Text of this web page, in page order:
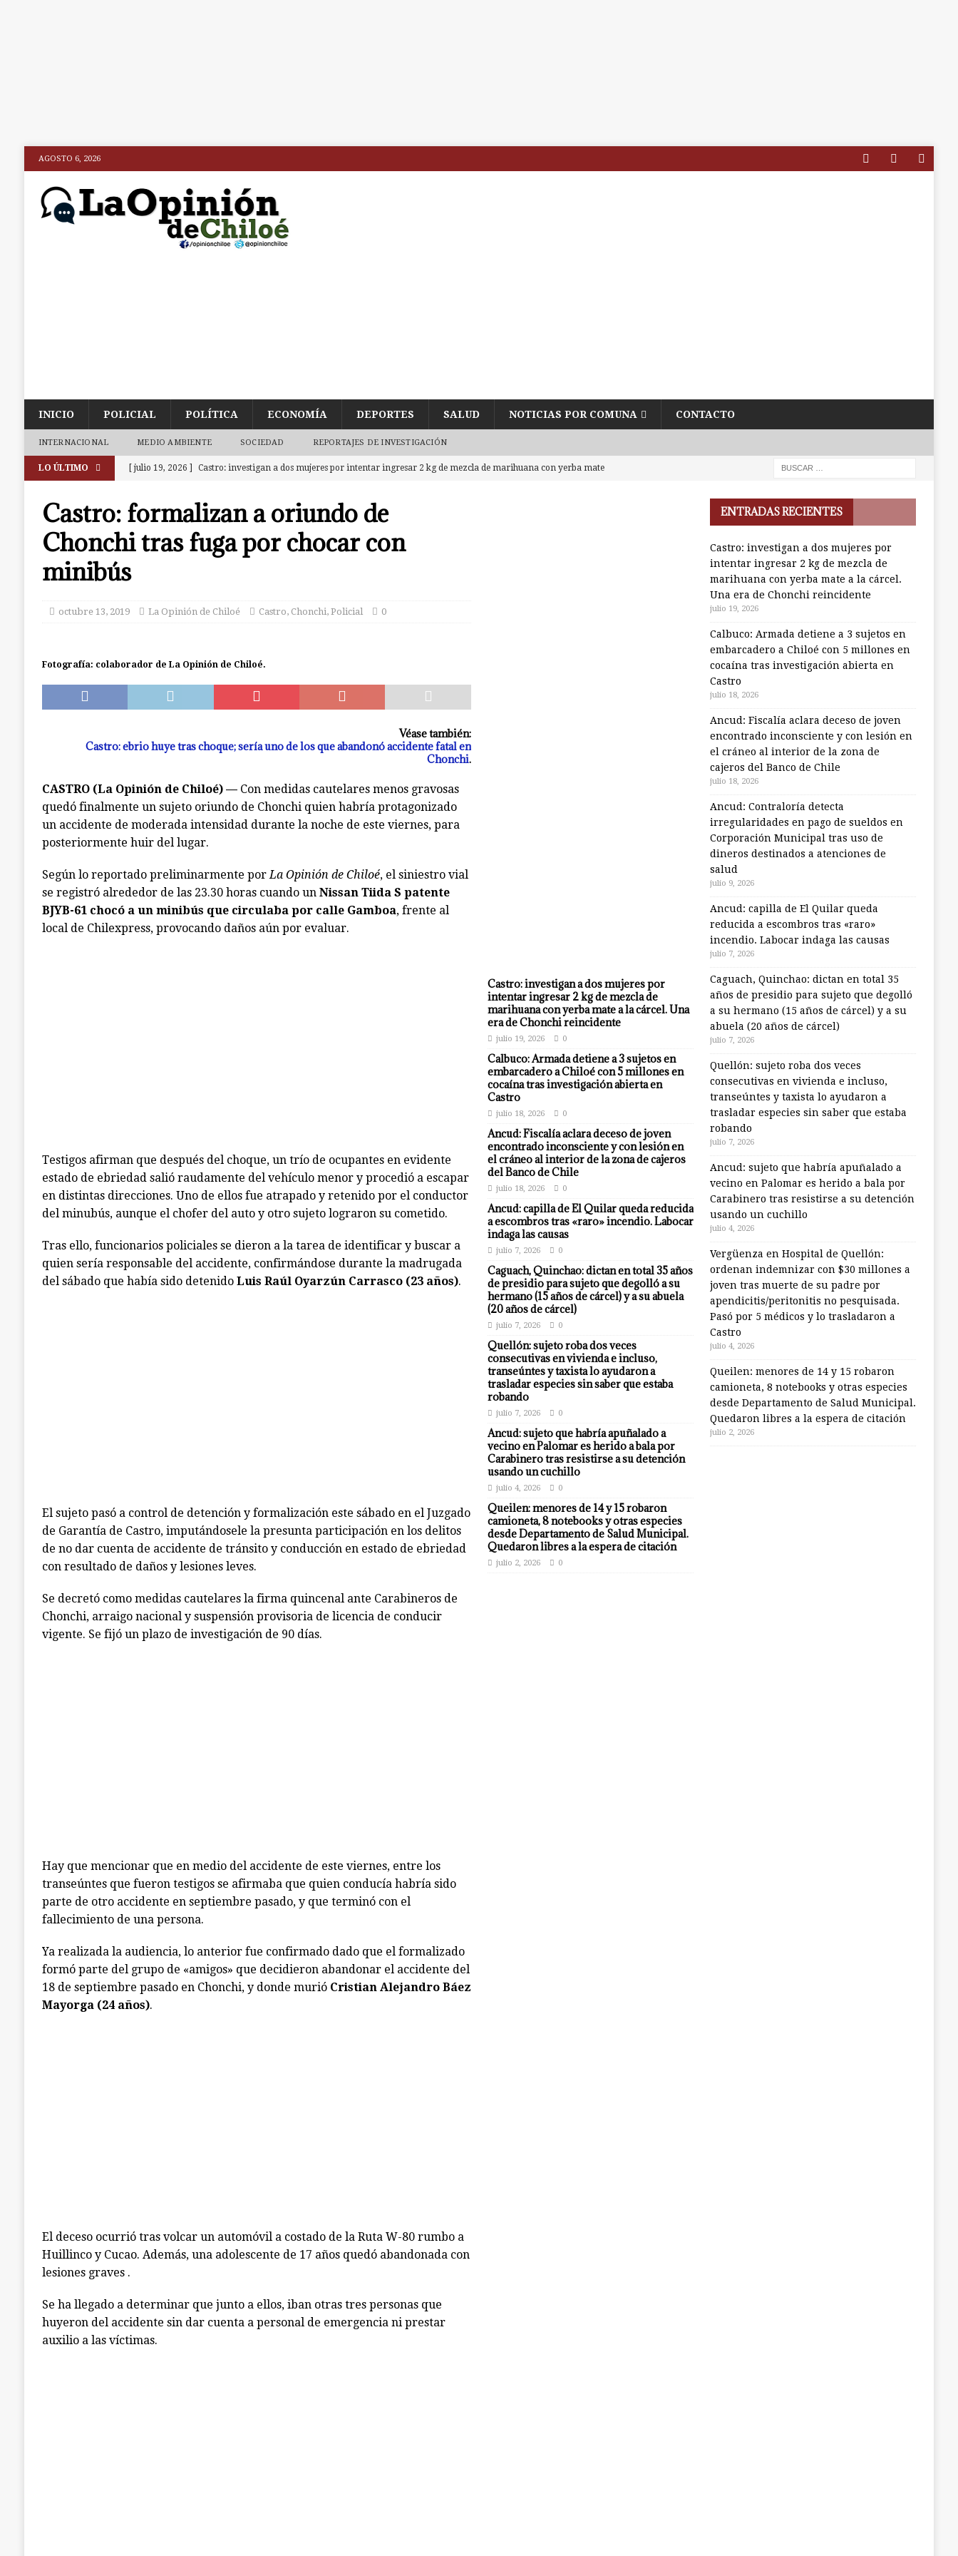
AGOSTO 6, 2026
INICIO POLICIAL POLÍTICA ECONOMÍA DEPORTES SALUD NOTICIAS POR COMUNA CONTACTO
INTERNACIONAL MEDIO AMBIENTE SOCIEDAD REPORTAJES DE INVESTIGACIÓN
LO ÚLTIMO [ julio 19, 2026 ] Castro: investigan a dos mujeres por intentar ingresar 2 kg de mezcla de marihuana con yerba mate
[ julio 18, 2026 ] Calbuco: Armada detiene a 3 sujetos en embarcadero a Chiloé con 5 millones en cocaína tras
investigación abierta en Castro CALBUCO
[ julio 18, 2026 ]
[ julio 9, 2026 ] Ancud: Contraloría detecta irregularidades en pago de sueldos en Corporación Municipal tras uso de
[ julio 7, 2026 ] Ancud: capilla de El Quilar queda reducida a escombros tras «raro» incendio. Labocar indaga las
causas ANCUD
Castro: formalizan a oriundo de
Chonchi tras fuga por chocar con
minibús
octubre 13, 2019 La Opinión de Chiloé Castro, Chonchi, Policial 0
Fotografía: colaborador de La Opinión de Chiloé.
Véase también:
Castro: ebrio huye tras choque; sería uno de los que abandonó accidente fatal en
Chonchi.
CASTRO (La Opinión de Chiloé) —Con medidas cautelares menos gravosas
quedó finalmente un sujeto oriundo de Chonchi quien habría protagonizado
un accidente de moderada intensidad durante la noche de este viernes, para
posteriormente huir del lugar.
Según lo reportado preliminarmente porLa Opinión de Chiloé, el siniestro vial
se registró alrededor de las 23.30 horas cuando un Nissan Tiida S patente
BJYB-61 chocó a un minibús que circulaba por calle Gamboa, frente al
local de Chilexpress, provocando daños aún por evaluar.
Testigos afirman que después del choque, un trío de ocupantes en evidente
estado de ebriedad salió raudamente del vehículo menor y procedió a escapar
en distintas direcciones. Uno de ellos fue atrapado y retenido por el conductor
del minubús, aunque el chofer del auto y otro sujeto lograron su cometido.
Tras ello, funcionarios policiales se dieron a la tarea de identificar y buscar a
quien sería responsable del accidente, confirmándose durante la madrugada
del sábado que había sido detenido Luis Raúl Oyarzún Carrasco (23 años).
El sujeto pasó a control de detención y formalización este sábado en el Juzgado
de Garantía de Castro, imputándosele la presunta participación en los delitos
de no dar cuenta de accidente de tránsito y conducción en estado de ebriedad
con resultado de daños y lesiones leves.
Se decretó como medidas cautelares la firma quincenal ante Carabineros de
Chonchi, arraigo nacional y suspensión provisoria de licencia de conducir
vigente. Se fijó un plazo de investigación de 90 días.
Hay que mencionar que en medio del accidente de este viernes, entre los
transeúntes que fueron testigos se afirmaba que quien conducía habría sido
parte de otro accidente en septiembre pasado, y que terminó con el
fallecimiento de una persona.
Ya realizada la audiencia, lo anterior fue confirmado dado que el formalizado
formó parte del grupo de «amigos» que decidieron abandonar el accidente del
18 de septiembre pasado en Chonchi, y donde murió Cristian Alejandro Báez
Mayorga (24 años).
El deceso ocurrió tras volcar un automóvil a costado de la Ruta W-80 rumbo a
Huillinco y Cucao. Además, una adolescente de 17 años quedó abandonada con
lesiones graves .
Se ha llegado a determinar que junto a ellos, iban otras tres personas que
huyeron del accidente sin dar cuenta a personal de emergencia ni prestar
auxilio a las víctimas.
Castro: investigan a dos mujeres por
intentar ingresar 2 kg de mezcla de
marihuana con yerba mate a la cárcel. Una
era de Chonchi reincidente
julio 19, 2026 0
Calbuco: Armada detiene a 3 sujetos en
embarcadero a Chiloé con 5 millones en
cocaína tras investigación abierta en
Castro
julio 18, 2026 0
Ancud: Fiscalía aclara deceso de joven
encontrado inconsciente y con lesión en
el cráneo al interior de la zona de cajeros
del Banco de Chile
julio 18, 2026 0
Ancud: capilla de El Quilar queda reducida
a escombros tras «raro» incendio. Labocar
indaga las causas
julio 7, 2026 0
Caguach, Quinchao: dictan en total 35 años
de presidio para sujeto que degolló a su
hermano (15 años de cárcel) y a su abuela
(20 años de cárcel)
julio 7, 2026 0
Quellón: sujeto roba dos veces
consecutivas en vivienda e incluso,
transeúntes y taxista lo ayudaron a
trasladar especies sin saber que estaba
robando
julio 7, 2026 0
Ancud: sujeto que habría apuñalado a
vecino en Palomar es herido a bala por
Carabinero tras resistirse a su detención
usando un cuchillo
julio 4, 2026 0
Queilen: menores de 14 y 15 robaron
camioneta, 8 notebooks y otras especies
desde Departamento de Salud Municipal.
Quedaron libres a la espera de citación
julio 2, 2026 0
ENTRADAS RECIENTES
Castro: investigan a dos mujeres por
intentar ingresar 2 kg de mezcla de
marihuana con yerba mate a la cárcel.
Una era de Chonchi reincidente
julio 19, 2026
Calbuco: Armada detiene a 3 sujetos en
embarcadero a Chiloé con 5 millones en
cocaína tras investigación abierta en
Castro
julio 18, 2026
Ancud: Fiscalía aclara deceso de joven
encontrado inconsciente y con lesión en
el cráneo al interior de la zona de
cajeros del Banco de Chile
julio 18, 2026
Ancud: Contraloría detecta
irregularidades en pago de sueldos en
Corporación Municipal tras uso de
dineros destinados a atenciones de
salud
julio 9, 2026
Ancud: capilla de El Quilar queda
reducida a escombros tras «raro»
incendio. Labocar indaga las causas
julio 7, 2026
Caguach, Quinchao: dictan en total 35
años de presidio para sujeto que degolló
a su hermano (15 años de cárcel) y a su
abuela (20 años de cárcel)
julio 7, 2026
Quellón: sujeto roba dos veces
consecutivas en vivienda e incluso,
transeúntes y taxista lo ayudaron a
trasladar especies sin saber que estaba
robando
julio 7, 2026
Ancud: sujeto que habría apuñalado a
vecino en Palomar es herido a bala por
Carabinero tras resistirse a su detención
usando un cuchillo
julio 4, 2026
Vergüenza en Hospital de Quellón:
ordenan indemnizar con $30 millones a
joven tras muerte de su padre por
apendicitis/peritonitis no pesquisada.
Pasó por 5 médicos y lo trasladaron a
Castro
julio 4, 2026
Queilen: menores de 14 y 15 robaron
camioneta, 8 notebooks y otras especies
desde Departamento de Salud Municipal.
Quedaron libres a la espera de citación
julio 2, 2026